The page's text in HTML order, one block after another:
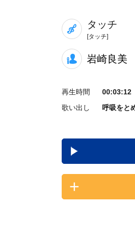
タッチ
[タッチ]
岩崎良美
再生時間
00:03:12
歌い出し
呼吸をと